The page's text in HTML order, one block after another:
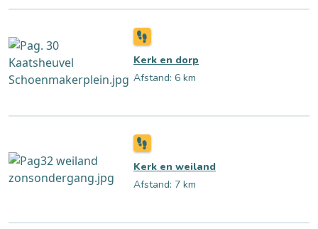
Kerk en dorp
Afstand: 6 km
Kerk en weiland
Afstand: 7 km